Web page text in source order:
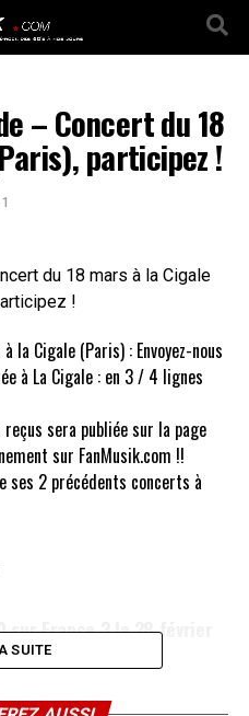
– Concert du 18
participez !
la Cigale (Paris) : Envoyez-nous
à La Cigale : en 3 / 4 lignes
sera publiée sur la page
sur FanMusik.com !!
2 précédents concerts à
sur France 3 le 28 février
découvrez un extrait de
SUITE